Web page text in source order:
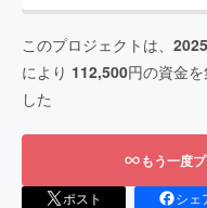
このプロジェクトは、
により 112,500円の資金を
した
もう一度
ポスト シェ